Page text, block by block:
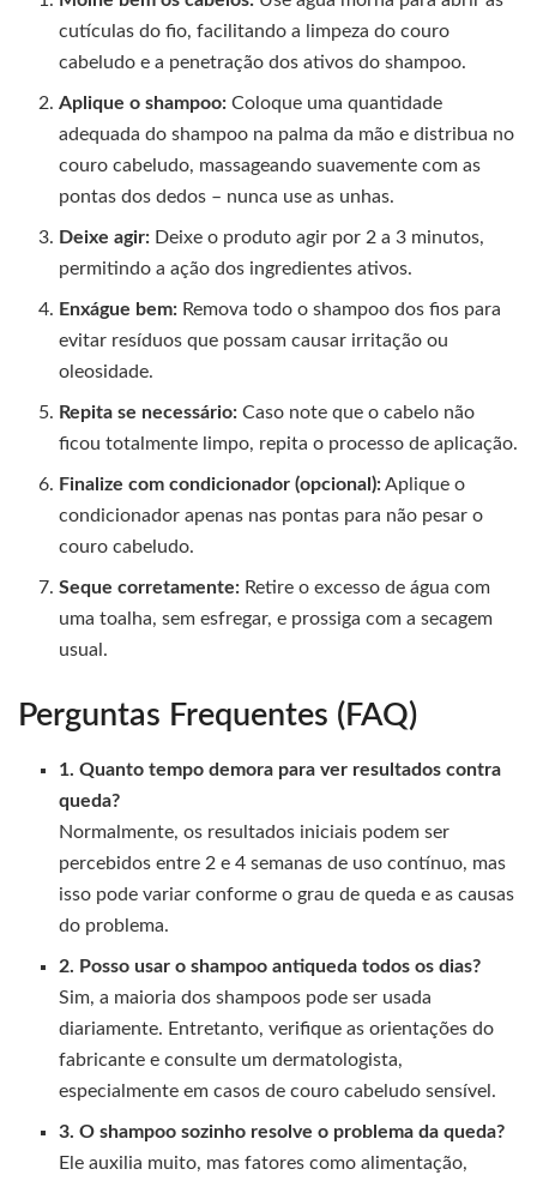
cutículas do fio, facilitando a limpeza do couro
cabeludo e a penetração dos ativos do shampoo.
Aplique o shampoo: Coloque uma quantidade
adequada do shampoo na palma da mão e distribua no
couro cabeludo, massageando suavemente com as
pontas dos dedos – nunca use as unhas.
Deixe agir: Deixe o produto agir por 2 a 3 minutos,
permitindo a ação dos ingredientes ativos.
Enxágue bem: Remova todo o shampoo dos fios para
evitar resíduos que possam causar irritação ou
oleosidade.
Repita se necessário: Caso note que o cabelo não
ficou totalmente limpo, repita o processo de aplicação.
Finalize com condicionador (opcional):Aplique o
condicionador apenas nas pontas para não pesar o
couro cabeludo.
Seque corretamente: Retire o excesso de água com
uma toalha, sem esfregar, e prossiga com a secagem
usual.
Perguntas Frequentes (FAQ)
1. Quanto tempo demora para ver resultados contra
queda?
Normalmente, os resultados iniciais podem ser
percebidos entre 2 e 4 semanas de uso contínuo, mas
isso pode variar conforme o grau de queda e as causas
do problema.
2. Posso usar o shampoo antiqueda todos os dias?
Sim, a maioria dos shampoos pode ser usada
diariamente. Entretanto, verifique as orientações do
fabricante e consulte um dermatologista,
especialmente em casos de couro cabeludo sensível.
3. O shampoo sozinho resolve o problema da queda?
Ele auxilia muito, mas fatores como alimentação,